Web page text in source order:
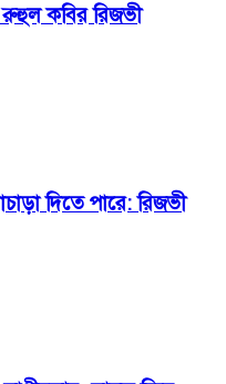
রুহুল কবির রিজভী
দিতে পারে: রিজভী